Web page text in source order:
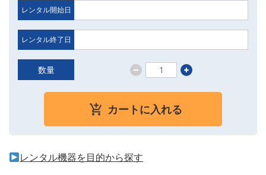
レンタル開始日
レンタル終了日
数量
カートに入れる
レンタル機器を目的から探す